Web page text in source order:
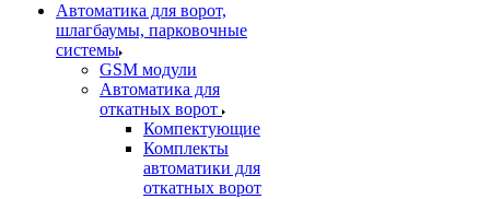
Автоматика для ворот,
шлагбаумы, парковочные
системы
GSM модули
Автоматика для
откатных ворот
Компектующие
Комплекты
автоматики для
откатных ворот